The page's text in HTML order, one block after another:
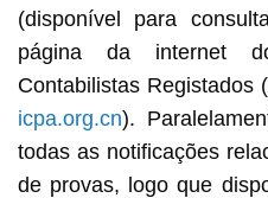
(disponível para
página da internet
Contabilistas Registados
icpa.org.cn).
todas as notificações
de provas, logo que